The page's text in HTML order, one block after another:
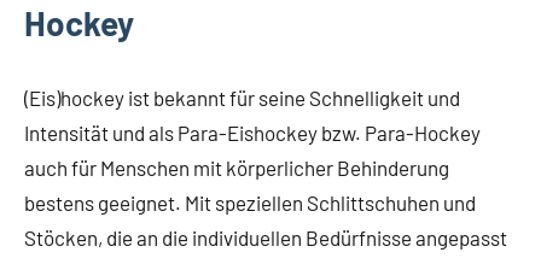
Hockey
(Eis)hockey ist bekannt für seine Schnelligkeit und
Intensität und als Para-Eishockey bzw. Para-Hockey
auch für Menschen mit körperlicher Behinderung
bestens geeignet. Mit speziellen Schlittschuhen und
Stöcken, die an die individuellen Bedürfnisse angepasst